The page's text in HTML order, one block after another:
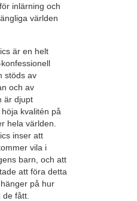
inlärning och
världen
är en helt
stöds av
och av
är djupt
kvalitén på
hela världen.
inser att
vila i
barn, och att
att föra detta
på hur
fått.